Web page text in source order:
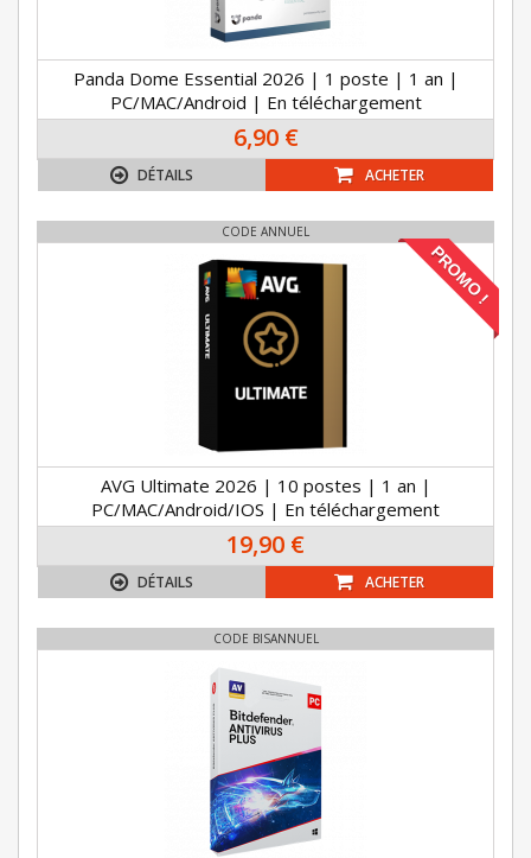
Panda Dome Essential 2026 | 1 poste | 1 an |
PC/MAC/Android | En téléchargement
6,90 €
DÉTAILS ACHETER
CODE ANNUEL
PROMO !
AVG Ultimate 2026 | 10 postes | 1 an |
PC/MAC/Android/IOS | En téléchargement
19,90 €
DÉTAILS ACHETER
CODE BISANNUEL